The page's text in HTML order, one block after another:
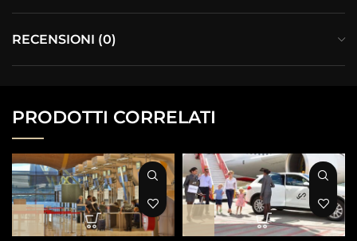
RECENSIONI (0)
PRODOTTI CORRELATI